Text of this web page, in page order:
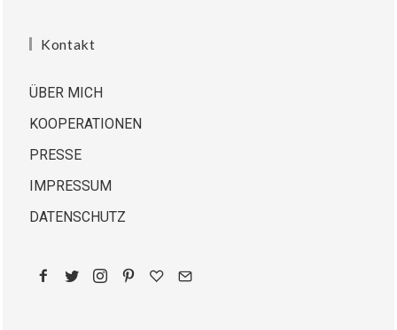
Kontakt
ÜBER MICH
KOOPERATIONEN
PRESSE
IMPRESSUM
DATENSCHUTZ